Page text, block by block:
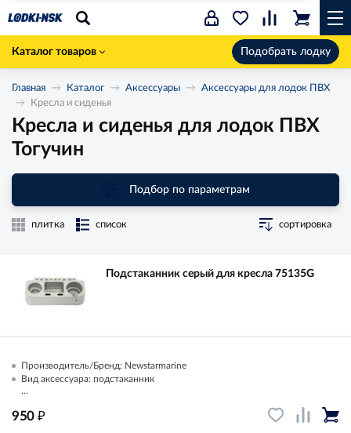
Каталог товаров Подобрать лодку
Главная Каталог Аксессуары
Аксессуары для лодок ПВХ
Кресла и сиденья
Кресла и сиденья для лодок ПВХ
Тогучин
Подбор по параметрам
плитка список сортировка
Подстаканник серый для кресла 75135G
Производитель/Бренд: Newstarmarine
Вид аксессуара: подстаканник
...
950 ₽